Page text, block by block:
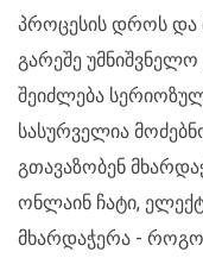
პროცესის დროს და
გარეშე
შეიძლება
სასურველია
გთავაზობენ
ონლაინ ჩატი,
მხარდაჭერა -